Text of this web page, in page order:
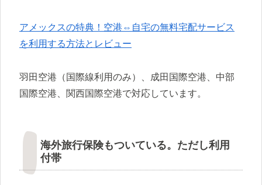
アメックスの特典！空港⇔自宅の無料宅配サービス
を利用する方法とレビュー
羽田空港（国際線利用のみ）、成田国際空港、中部
国際空港、関西国際空港で対応しています。
海外旅行保険もついている。ただし利用
付帯